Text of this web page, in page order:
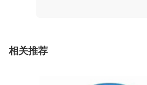
相关推荐